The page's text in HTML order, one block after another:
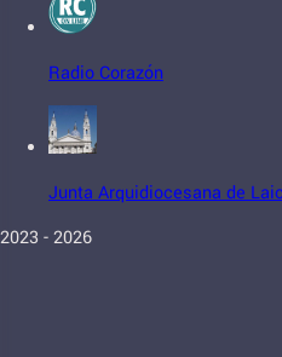
Radio Corazón
Junta Arquidiocesana de
2023 - 2026